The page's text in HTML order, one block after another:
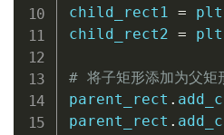
child_rect1 = plt
child_rect2 = plt
# 将子矩形添加为父矩
parent_rect .
parent_rect .